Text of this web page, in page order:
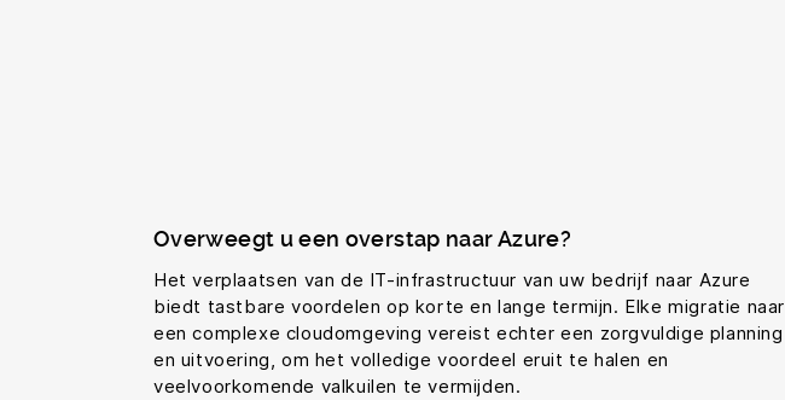
Overweegt u een overstap naar Azure?
Het verplaatsen van de IT-infrastructuur van uw bedrijf naar Azure
biedt tastbare voordelen op korte en lange termijn. Elke migratie naar
een complexe cloudomgeving vereist echter een zorgvuldige planning
en uitvoering, om het volledige voordeel eruit te halen en
veelvoorkomende valkuilen te vermijden.